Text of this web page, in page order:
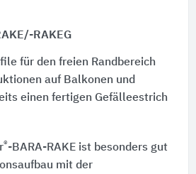
RAKEG
für den freien Randbereich
auf Balkonen und
einen fertigen Gefälleestrich
®-BARA-RAKE ist besonders gut
mit der